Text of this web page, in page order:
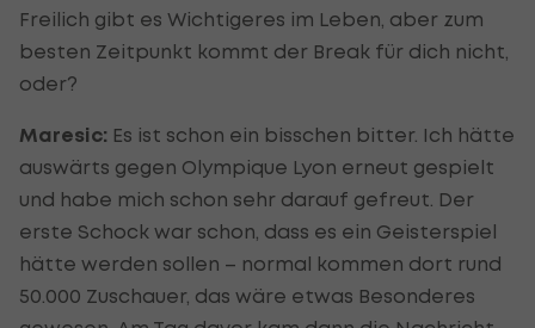
Freilich gibt es Wichtigeres im Leben, aber zum
besten Zeitpunkt kommt der Break für dich nicht,
oder?
Maresic: Es ist schon ein bisschen bitter. Ich hätte
auswärts gegen Olympique Lyon erneut gespielt
und habe mich schon sehr darauf gefreut. Der
erste Schock war schon, dass es ein Geisterspiel
hätte werden sollen – normal kommen dort rund
50.000 Zuschauer, das wäre etwas Besonderes